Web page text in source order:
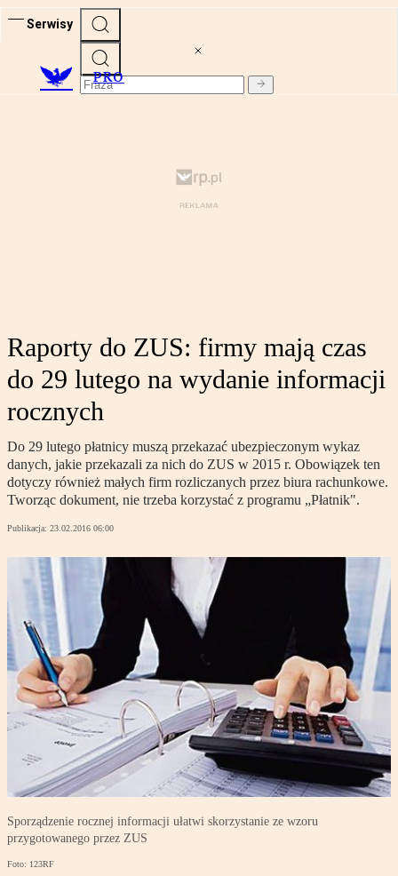
Serwisy
PRO
Raporty do ZUS: firmy mają czas
do 29 lutego na wydanie informacji
rocznych
Do 29 lutego płatnicy muszą przekazać ubezpieczonym wykaz
danych, jakie przekazali za nich do ZUS w 2015 r. Obowiązek ten
dotyczy również małych firm rozliczanych przez biura rachunkowe.
Tworząc dokument, nie trzeba korzystać z programu „Płatnik".
Publikacja: 23.02.2016 06:00
Sporządzenie rocznej informacji ułatwi skorzystanie ze wzoru
przygotowanego przez ZUS
Foto: 123RF